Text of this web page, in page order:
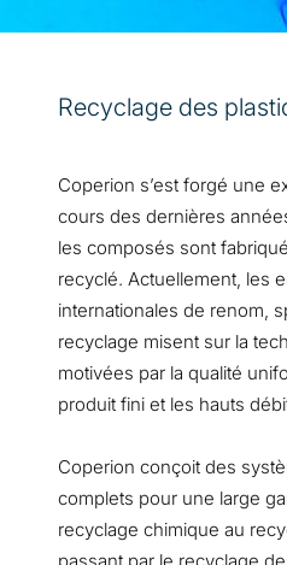
Recyclage des
Coperion s’est forgé une
cours des dernières
les composés sont
recyclé. Actuellement, les
internationales de renom,
recyclage misent sur la
motivées par la qualité
produit fini et les hauts
Coperion conçoit des
complets pour une large
recyclage chimique au
passant par le recyclage